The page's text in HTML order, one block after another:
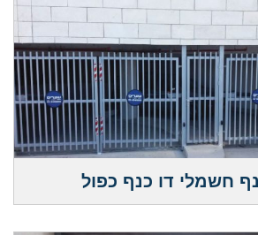
חשמלי דו כנף כפול